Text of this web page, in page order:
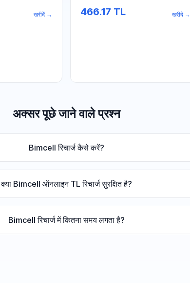
खरीदें → 466.17 TL खरीदें →
अक्सर पूछे जाने वाले प्रश्न
Bimcell रिचार्ज कैसे करें?
क्या Bimcell ऑनलाइन TL रिचार्ज सुरक्षित है?
Bimcell रिचार्ज में कितना समय लगता है?